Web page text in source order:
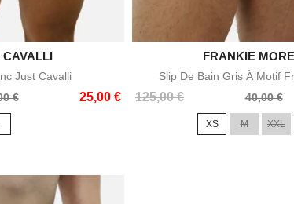
rapide
CAVALLI
Just Cavalli
€ 25,00 €
Aperçu
FRANKIE
Slip De Bain Gris À Motif
125,00 €
Prix
40,00 €
Prix
XS M XXL